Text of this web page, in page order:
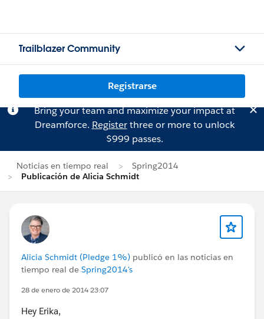
Trailblazer Community
Registrarse
Bring your team and maximize your impact at
Dreamforce. Registerthree or more to unlock
$999 passes.
Noticias en tiempo real
Spring2014
Publicación de Alicia Schmidt
Alicia Schmidt (Pledge 1%) publicó en las noticias en
tiempo real de Spring2014's
28 de enero de 2014 23:07
Hey Erika,